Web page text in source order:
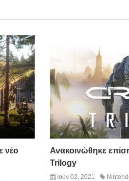
νέο
Ανακοινώθηκε
Trilogy
Ιούν 02, 2021